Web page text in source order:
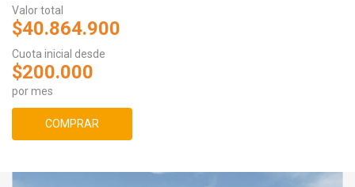
Valor total
$40.864.900
Cuota inicial desde
$200.000
por mes
COMPRAR